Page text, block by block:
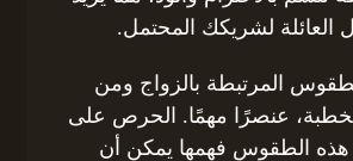
لشريكك المحتمل.
المرتبطة بالزواج ومن
عنصرًا مهمًا. الحرص على
الطقوس فهمها يمكن أن